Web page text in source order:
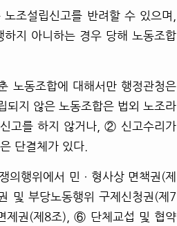
조설립신고를 반려할 수 있으며,
지 아니하는 경우 당해 노동조합
노동조합에 대해서만 행정관청은
되지 않은 노동조합은 법외 노조라
고를 하지 않거나, ② 신고수리가
단결체가 있다.
행위에서 민ㆍ형사상 면책권(제
부당노동행위 구제신청권(제7
제권(제8조), ⑥ 단체교섭 및 협약